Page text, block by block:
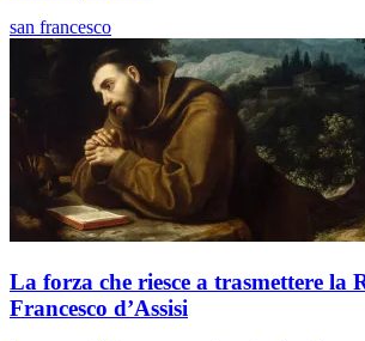
san francesco
La forza che riesce a trasmettere la
Francesco d’Assisi